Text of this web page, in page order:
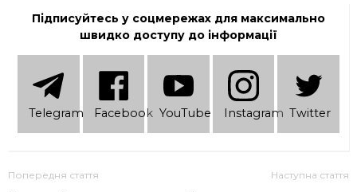
Підписуйтесь у соцмережах для максимально
швидко доступу до інформації
Telеgram Facebook YouTube Instagram Twitter
Попередня стаття Наступна стаття